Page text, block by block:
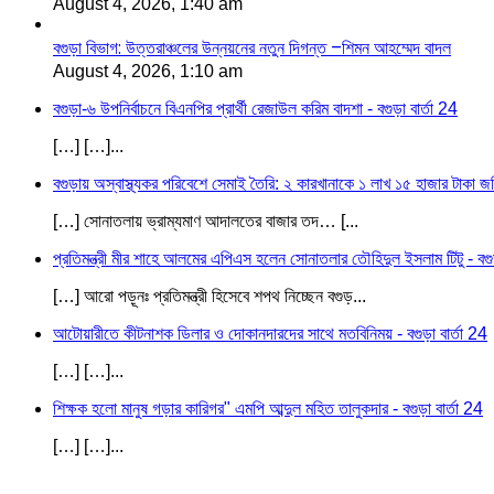
বগুড়া বিভাগ: উত্তরাঞ্চলের উন্নয়নের নতুন দিগন্ত –শিমন আহম্মেদ বাদল
August 4, 2026, 1:10 am
বগুড়া-৬ উপনির্বাচনে বিএনপির প্রার্থী রেজাউল করিম বাদশা - বগুড়া বার্তা 24
[…] […]...
বগুড়ায় অস্বাস্থ্যকর পরিবেশে সেমাই তৈরি: ২ কারখানাকে ১ লাখ ১৫ হাজার টাকা
[…] সোনাতলায় ভ্রাম্যমাণ আদালতের বাজার তদ… [...
প্রতিমন্ত্রী মীর শাহে আলমের এপিএস হলেন সোনাতলার তৌহিদুল ইসলাম টিটু -
[…] আরো পড়ূনঃ প্রতিমন্ত্রী হিসেবে শপথ নিচ্ছেন বগুড়...
আটোয়ারীতে কীটনাশক ডিলার ও দোকানদারদের সাথে মতবিনিময় - বগুড়া বার্তা 24
[…] […]...
শিক্ষক হলো মানুষ গড়ার কারিগর" এমপি আব্দুল মহিত তালুকদার - বগুড়া বার্তা 24
[…] […]...